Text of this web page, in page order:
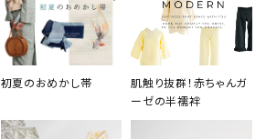
初夏のおめかし帯
肌触り抜群！赤ちゃんガ
ーゼの半襦袢